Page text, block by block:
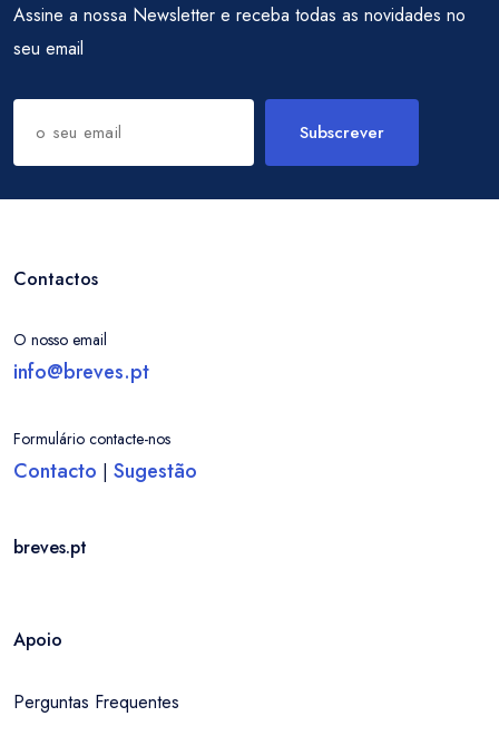
Assine a nossa Newsletter e receba todas as novidades no
seu email
Subscrever
Contactos
O nosso email
info@breves.pt
Formulário contacte-nos
Contacto | Sugestão
breves.pt
Apoio
Perguntas Frequentes